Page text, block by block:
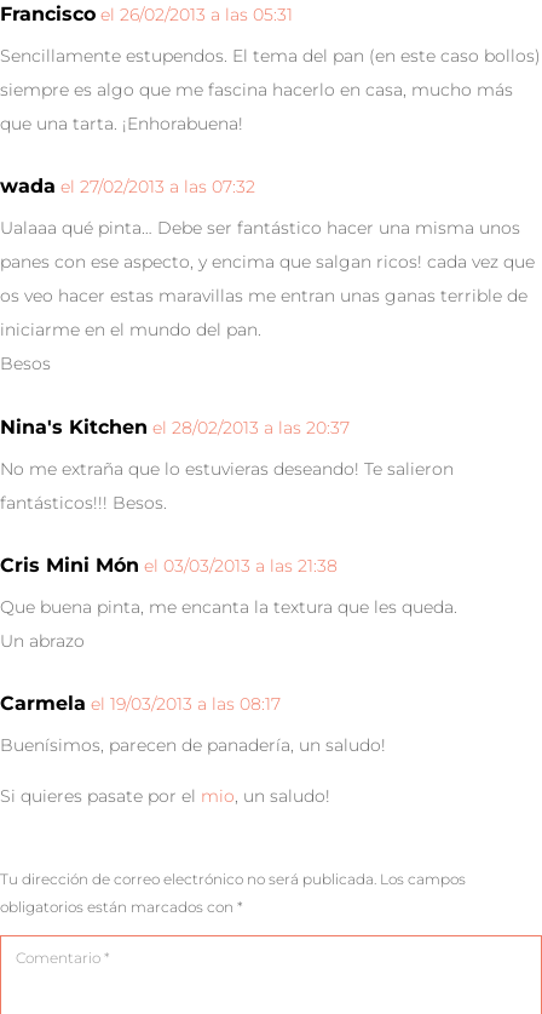
Francisco el 26/02/2013 a las 05:31
Sencillamente estupendos. El tema del pan (en este caso bollos)
siempre es algo que me fascina hacerlo en casa, mucho más
que una tarta. ¡Enhorabuena!
wada el 27/02/2013 a las 07:32
Ualaaa qué pinta… Debe ser fantástico hacer una misma unos
panes con ese aspecto, y encima que salgan ricos! cada vez que
os veo hacer estas maravillas me entran unas ganas terrible de
iniciarme en el mundo del pan.
Besos
Nina's Kitchen el 28/02/2013 a las 20:37
No me extraña que lo estuvieras deseando! Te salieron
fantásticos!!! Besos.
Cris Mini Món el 03/03/2013 a las 21:38
Que buena pinta, me encanta la textura que les queda.
Un abrazo
Carmela el 19/03/2013 a las 08:17
Buenísimos, parecen de panadería, un saludo!
Si quieres pasate por el mio, un saludo!
Tu dirección de correo electrónico no será publicada. Los campos
obligatorios están marcados con *